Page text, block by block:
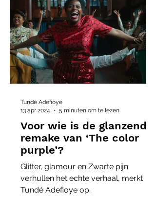
Voor wie is de glanzende
remake van ‘The color
purple’?
Glitter, glamour en Zwarte pijn
verhullen het echte verhaal, merkt
Tundé Adefioye op.
Tundé Adefioye
13 apr 2024
5 minuten om te lezen